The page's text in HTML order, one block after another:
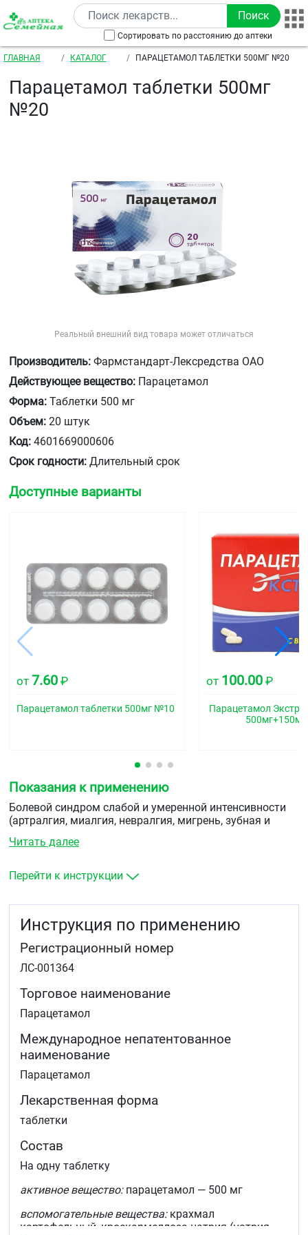
Перейти к основному содержанию
Сортировать по расстоянию до аптеки
Строка навигации
ГЛАВНАЯ КАТАЛОГ ПАРАЦЕТАМОЛ ТАБЛЕТКИ 500МГ №20
Парацетамол таблетки 500мг
№20
Реальный внешний вид товара может отличаться
Производитель: Фармстандарт-Лексредства ОАО
Действующее вещество: Парацетамол
Форма: Таблетки 500 мг
Объем: 20 штук
Код: 4601669000606
Срок годности: Длительный срок
Доступные варианты
от 7.60 ₽
Парацетамол таблетки 500мг №10
от 100.00 ₽
Парацетамол
Показания к применению
Болевой синдром слабой и умеренной интенсивности
(артралгия, миалгия, невралгия, мигрень, зубная и
инфекционно-воспалительных заболеваниях (в том
Читать далее
Перейти к инструкции
Инструкция по применению
Регистрационный номер
ЛС-001364
Торговое наименование
Парацетамол
Международное непатентованное
наименование
Парацетамол
Лекарственная форма
таблетки
Состав
На одну таблетку
активное вещество:парацетамол — 500 мг
вспомогательные вещества:крахмал
картофельный, кроскармеллоза натрия (натрия